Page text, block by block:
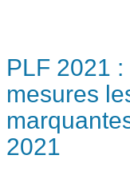
PLF 2021
mesures
2021